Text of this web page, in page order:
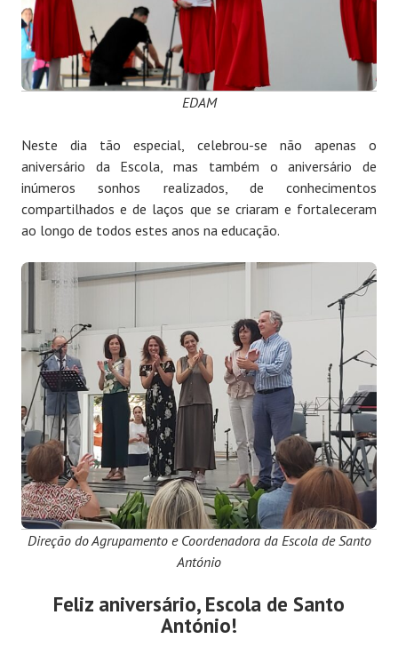
EDAM
Neste dia tão especial, celebrou-se não apenas o
aniversário da Escola, mas também o aniversário de
inúmeros sonhos realizados, de conhecimentos
compartilhados e de laços que se criaram e fortaleceram
ao longo de todos estes anos na educação.
Direção do Agrupamento e Coordenadora da Escola de Santo
António
Feliz aniversário, Escola de Santo
António!